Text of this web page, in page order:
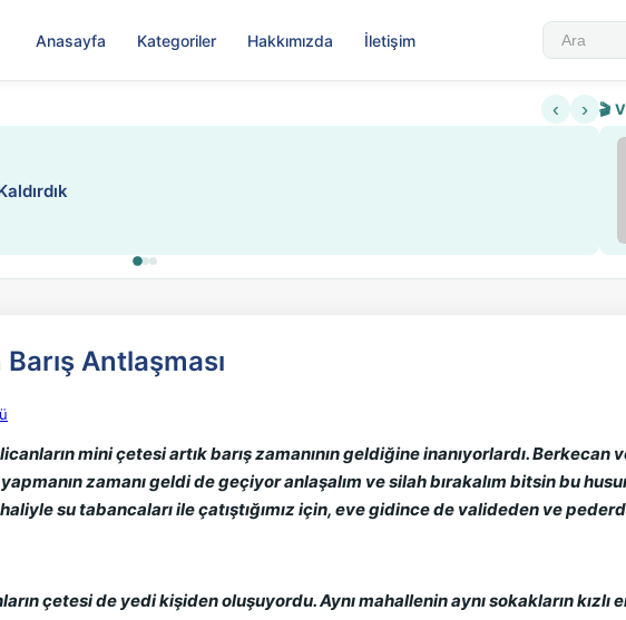
Anasayfa Kategoriler Hakkımızda İletişim
‹ › 🎬
Antlaşması
mini çetesi artık barış zamanının geldiğine inanıyorlardı. Berkecan
zamanı geldi de geçiyor anlaşalım ve silah bırakalım bitsin bu
su tabancaları ile çatıştığımız için, eve gidince de valideden ve
çetesi de yedi kişiden oluşuyordu. Aynı mahallenin aynı sokakların kızlı